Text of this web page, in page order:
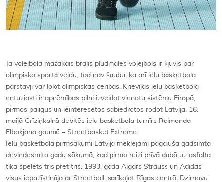
Ja volejbola mazākais brālis pludmales volejbols ir kļuvis par
olimpisko sporta veidu, tad nav šaubu, ka arī ielu basketbola
pārstāvji var lolot olimpiskās cerības. Krievijas ielu basketbola
entuziasti ir apņēmības pilni izveidot vienotu sistēmu Eiropā,
pirmos palīgus un ieinteresētos sabiedrotos rodot Latvijā. 16.
maijā Grīziņkalnā debitēs ielu basketbola turnīrs Raimonda
Elbakjana gaumē – Streetbasket Extreme.
Ielu basketbola pirmsākumi Latvijā meklējami pagājušā gadsimta
deviņdesmito gadu sākumā, kad pirmo reizi brīvā dabā uz asfalta
tika spēlēts trīs pret trīs. 1993. gadā Aigars Strauss un Adidas
visus iepazīstināja ar Streetball, sarīkojot Rīgas centrā, Dzirnavu